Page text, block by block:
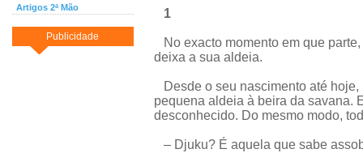
Artigos 2ª Mão
Publicidade
1
No exacto momento em que
deixa a sua aldeia.
Desde o seu nascimento até
pequena aldeia à beira da savana.
desconhecido. Do mesmo modo,
– Djuku? É aquela que sabe